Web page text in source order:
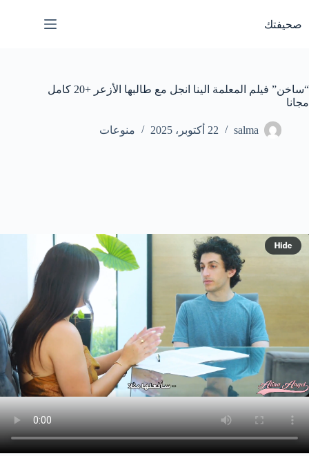
المحتوى
صحيفتك
“ساخن” فيلم المعلمة الينا انجل مع طالبها الأزعر +20 كامل
مجانا
salma 22 أكتوبر، 2025 منوعات